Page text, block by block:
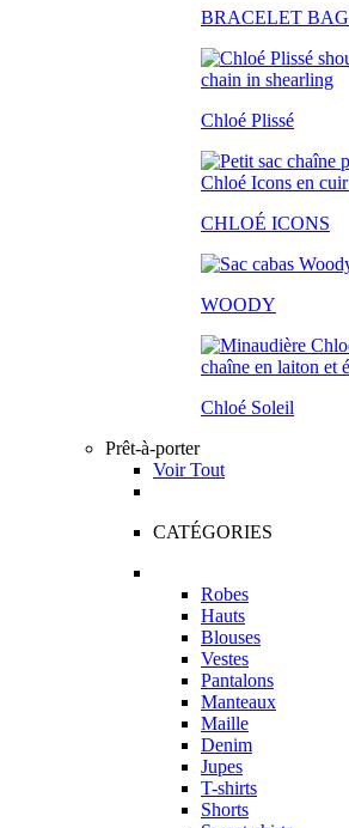
BRACELET BAG
Chloé Plissé
CHLOÉ ICONS
WOODY
Chloé Soleil
Prêt-à-porter
Voir Tout
CATÉGORIES
Robes
Hauts
Blouses
Vestes
Pantalons
Manteaux
Maille
Denim
Jupes
T-shirts
Shorts